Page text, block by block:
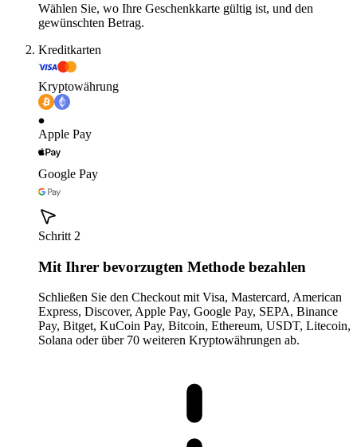
Wählen Sie, wo Ihre Geschenkkarte gültig ist, und den
gewünschten Betrag.
Kreditkarten
Kryptowährung
Apple Pay
Google Pay
Schritt 2
Mit Ihrer bevorzugten Methode bezahlen
Schließen Sie den Checkout mit Visa, Mastercard, American
Express, Discover, Apple Pay, Google Pay, SEPA, Binance
Pay, Bitget, KuCoin Pay, Bitcoin, Ethereum, USDT, Litecoin,
Solana oder über 70 weiteren Kryptowährungen ab.